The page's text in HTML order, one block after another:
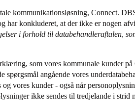
kommunikationsløsning, Connect.
har konkluderet, at der ikke er nogen
i forhold til databehandleraftalen,
som vores kommunale kunder
angående vores
vores kunder - også når
ikke sendes til tredjelande i strid